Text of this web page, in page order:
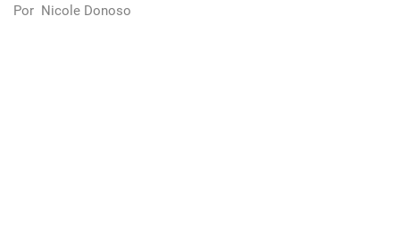
Por Nicole Donoso